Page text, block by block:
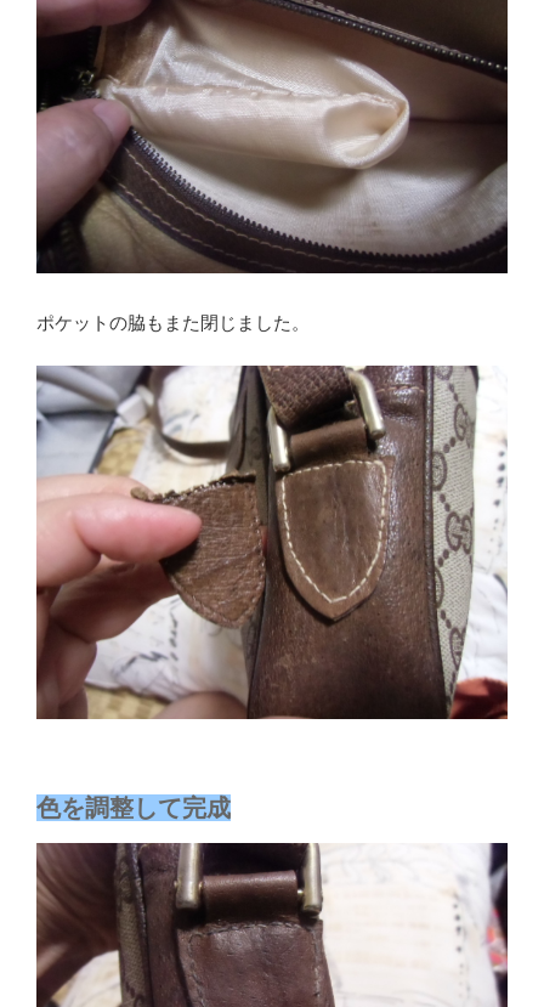
ポケットの脇もまた閉じました。
色を調整して完成